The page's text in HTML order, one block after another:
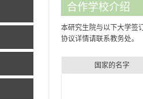
合作学校介绍
本研究生院与以下大学签
协议详情请联系教务处。
国家的名字